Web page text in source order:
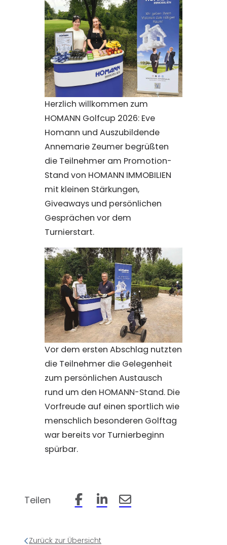
Herzlich willkommen zum
HOMANN Golfcup 2026: Eve
Homann und Auszubildende
Annemarie Zeumer begrüßten
die Teilnehmer am Promotion-
Stand von HOMANN IMMOBILIEN
mit kleinen Stärkungen,
Giveaways und persönlichen
Gesprächen vor dem
Turnierstart.
Vor dem ersten Abschlag nutzten
die Teilnehmer die Gelegenheit
zum persönlichen Austausch
rund um den HOMANN-Stand. Die
Vorfreude auf einen sportlich wie
menschlich besonderen Golftag
war bereits vor Turnierbeginn
spürbar.
Teilen Beitrag auf Facebook teilen
Beitrag auf LinkedIn teilen
Beitrag per Email teilen
Zurück zur Übersicht